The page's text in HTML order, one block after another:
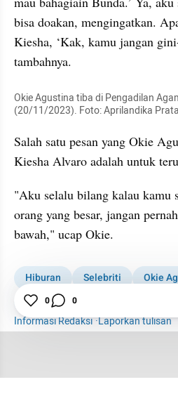
bisa doakan, mengingatkan.
Kiesha, ‘Kak, kamu jangan
tambahnya.
Okie Agustina tiba di Pengadilan
(20/11/2023). Foto: Aprilandika
Salah satu pesan yang Okie
Kiesha Alvaro adalah untuk
"Aku selalu bilang kalau kamu
orang yang besar, jangan
bawah," ucap Okie.
Hiburan Selebriti
Okie
Kiesha Alvaro
Informasi Redaksi·Laporkan tulisan
0 0